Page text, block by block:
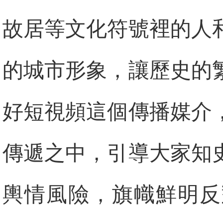
故居等文化符號裡的人
的城市形象，讓歷史的
好短視頻這個傳播媒介
傳遞之中，引導大家知
輿情風險，旗幟鮮明